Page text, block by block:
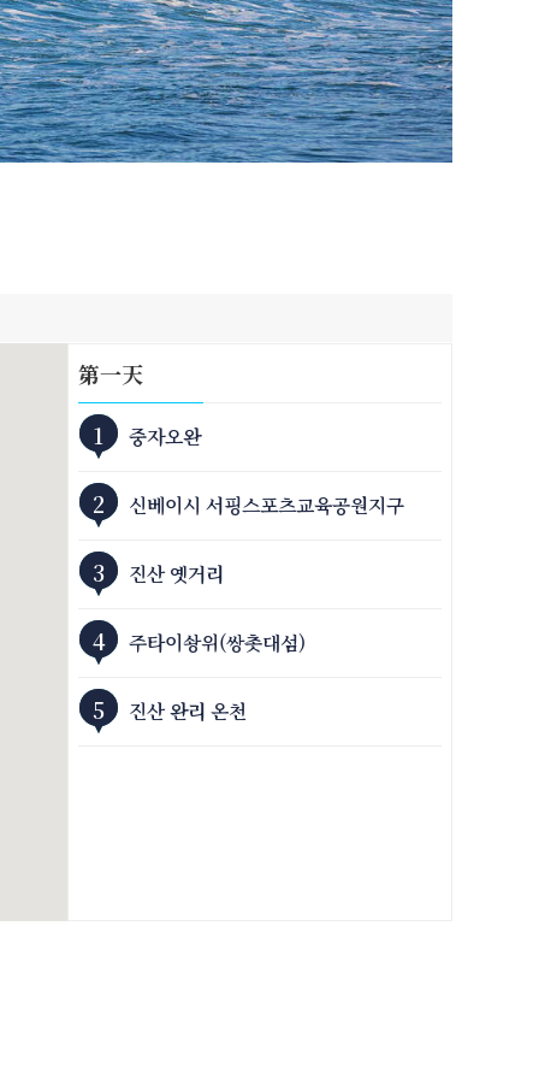
第一天
1
중자오완
2 신베이시 서핑스포츠교육공원지구
3 진산 옛거리
4 주타이솽위(쌍촛대섬)
5 진산 완리 온천